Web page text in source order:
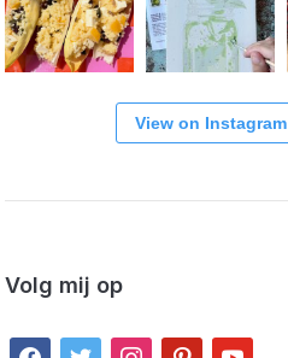
View on Instagram
Volg mij op
facebook
twitter instagrampinterestyoutube